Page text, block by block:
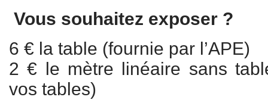
Vous souhaitez exposer ?
6 € la table (fournie par l’APE)
2 € le mètre linéaire sans
vos tables)